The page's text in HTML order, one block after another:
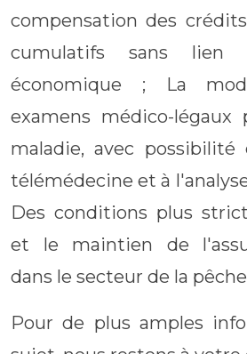
compensation des
cumulatifs sans lien
économique ; La
examens médico-légaux
maladie, avec
télémédecine et à
Des conditions plus
et le maintien de
dans le secteur de la
Pour de plus amples